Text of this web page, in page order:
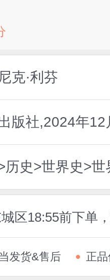
克·利芬
版社,2024年12
历史>世界史>世
区18:55前下单
发货&售后 正